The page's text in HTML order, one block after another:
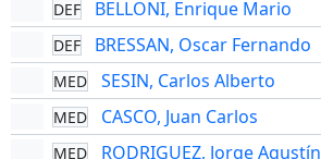
DEF BELLONI, Enrique Mario
DEF BRESSAN, Oscar Fernando
MED SESIN, Carlos Alberto
MED CASCO, Juan Carlos
MED RODRIGUEZ, Jorge Agustín